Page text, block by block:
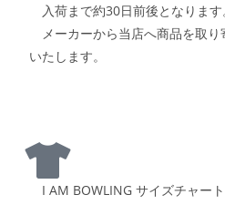
入荷まで約30日前後となります
メーカーから当店へ商品を取
いたします。
I AM BOWLING サイズチャート